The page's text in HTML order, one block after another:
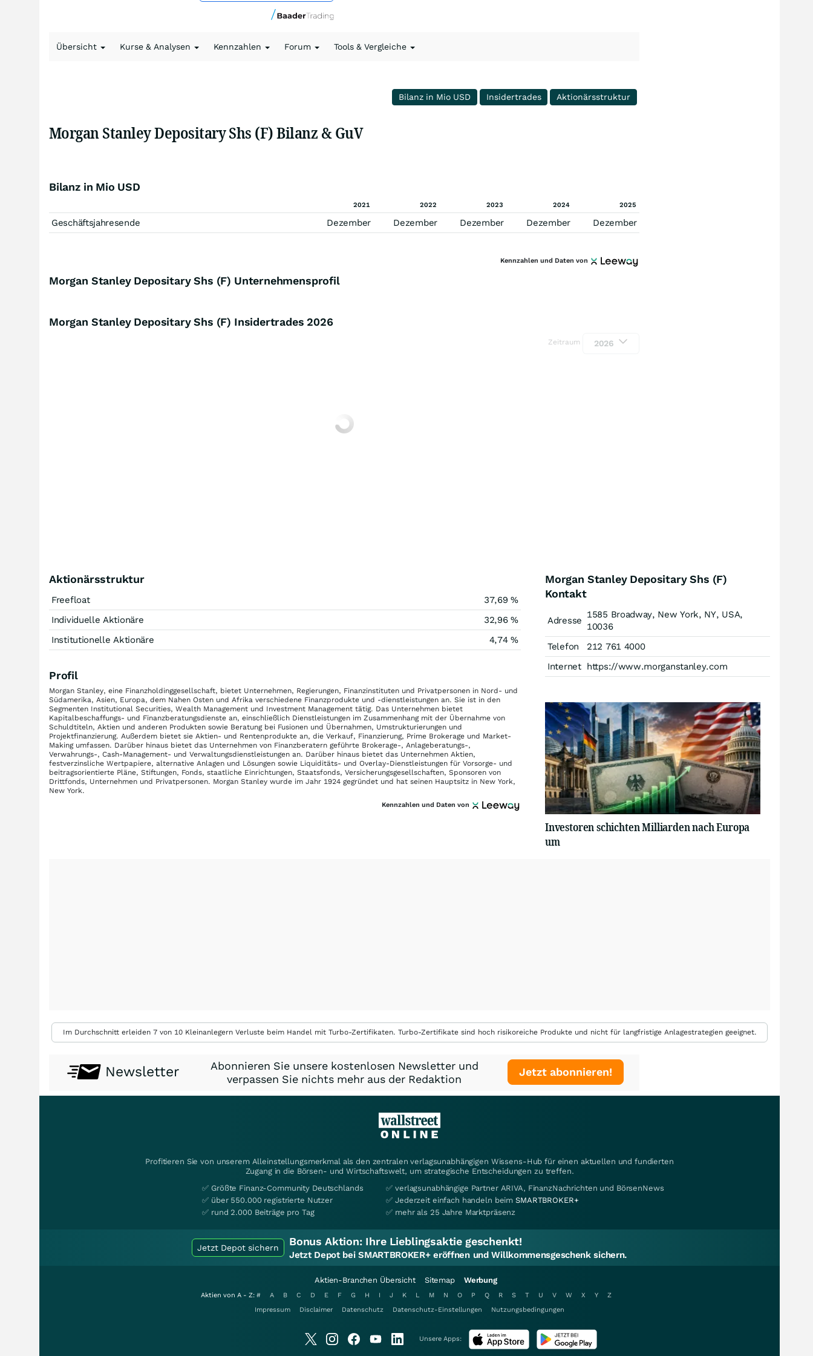
Übersicht Kurse & Analysen Kennzahlen Forum Tools & Vergleiche
Bilanz in Mio USD Insidertrades Aktionärsstruktur
Morgan Stanley Depositary Shs (F) Bilanz & GuV
Bilanz in Mio USD
2021 2022 2023 2024 2025
Geschäftsjahresende Dezember Dezember Dezember Dezember Dezember
Kennzahlen und Daten von
Morgan Stanley Depositary Shs (F) Unternehmensprofil
Morgan Stanley Depositary Shs (F) Insidertrades 2026
Zeitraum 2026
Aktionärsstruktur
Freefloat
37,69 %
Individuelle Aktionäre
32,96 %
Institutionelle Aktionäre
4,74 %
Profil
Morgan Stanley, eine Finanzholdinggesellschaft, bietet Unternehmen, Regierungen, Finanzinstituten und Privatpersonen in Nord- und
Südamerika, Asien, Europa, dem Nahen Osten und Afrika verschiedene Finanzprodukte und -dienstleistungen an. Sie ist in den
Segmenten Institutional Securities, Wealth Management und Investment Management tätig. Das Unternehmen bietet
Kapitalbeschaffungs- und Finanzberatungsdienste an, einschließlich Dienstleistungen im Zusammenhang mit der Übernahme von
Schuldtiteln, Aktien und anderen Produkten sowie Beratung bei Fusionen und Übernahmen, Umstrukturierungen und
Projektfinanzierung. Außerdem bietet sie Aktien- und Rentenprodukte an, die Verkauf, Finanzierung, Prime Brokerage und Market-
Making umfassen. Darüber hinaus bietet das Unternehmen von Finanzberatern geführte Brokerage-, Anlageberatungs-,
Verwahrungs-, Cash-Management- und Verwaltungsdienstleistungen an. Darüber hinaus bietet das Unternehmen Aktien,
festverzinsliche Wertpapiere, alternative Anlagen und Lösungen sowie Liquiditäts- und Overlay-Dienstleistungen für Vorsorge- und
beitragsorientierte Pläne, Stiftungen, Fonds, staatliche Einrichtungen, Staatsfonds, Versicherungsgesellschaften, Sponsoren von
Drittfonds, Unternehmen und Privatpersonen. Morgan Stanley wurde im Jahr 1924 gegründet und hat seinen Hauptsitz in New York,
New York.
Kennzahlen und Daten von
Morgan Stanley Depositary Shs (F)
Kontakt
Adresse
1585 Broadway, New York, NY, USA,
10036
Telefon
212 761 4000
Internet https://www.morganstanley.com
Investoren schichten Milliarden nach Europa
um
Im Durchschnitt erleiden 7 von 10 Kleinanlegern Verluste beim Handel mit Turbo-Zertifikaten. Turbo-Zertifikate sind hoch risikoreiche Produkte und nicht für langfristige Anlagestrategien geeignet.
Newsletter
Abonnieren Sie unsere kostenlosen Newsletter und
verpassen Sie nichts mehr aus der Redaktion
Jetzt abonnieren!
Profitieren Sie von unserem Alleinstellungsmerkmal als den zentralen verlagsunabhängigen Wissens-Hub für einen aktuellen und fundierten
Zugang in die Börsen- und Wirtschaftswelt, um strategische Entscheidungen zu treffen.
✅ Größte Finanz-Community Deutschlands
✅ über 550.000 registrierte Nutzer
✅ rund 2.000 Beiträge pro Tag
✅ verlagsunabhängige Partner ARIVA, FinanzNachrichten und BörsenNews
✅ Jederzeit einfach handeln beimSMARTBROKER+
✅ mehr als 25 Jahre Marktpräsenz
Jetzt Depot sichern Bonus Aktion: Ihre Lieblingsaktie geschenkt!
Jetzt Depot bei SMARTBROKER+ eröffnen und Willkommensgeschenk sichern.
Aktien-Branchen Übersicht Sitemap Werbung
Aktien von A - Z: # A B C D E F G H I J K L M N O P Q R S T U V W X Y
Z
Impressum
Disclaimer Datenschutz Datenschutz-Einstellungen Nutzungsbedingungen
Unsere Apps: